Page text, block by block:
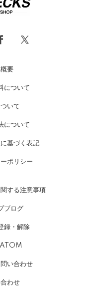
要
について
いて
について
基づく表記
ポリシー
する注意事項
ブログ
録・解除
ATOM
い合わせ
わせ